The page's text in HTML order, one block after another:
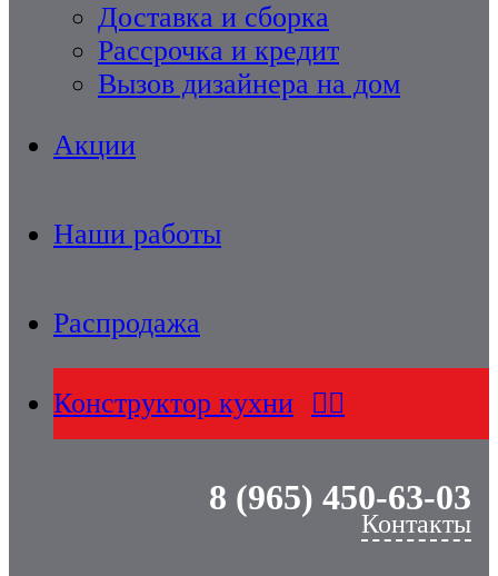
Доставка и сборка
Рассрочка и кредит
Вызов дизайнера на дом
Акции
Наши работы
Распродажа
Конструктор кухни
8 (965) 450-63-03
Контакты